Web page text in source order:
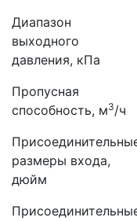
Диапазон
выходного
давления, кПа
Пропусная
способность, м3/ч
размеры входа,
дюйм